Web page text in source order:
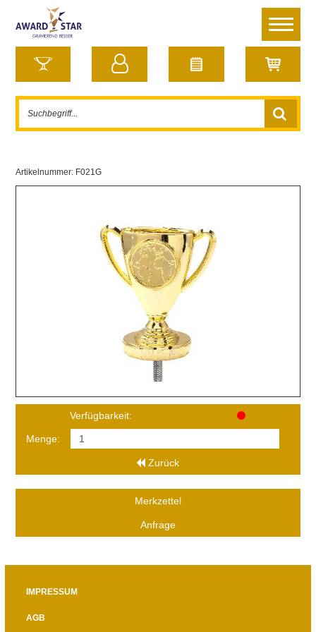
Artikelnummer: F021G
Verfügbarkeit:
Menge:
Zurück
Merkzettel
Anfrage
IMPRESSUM
AGB